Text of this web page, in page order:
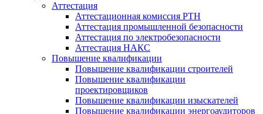
Аттестация
Аттестационная комиссия РТН
Аттестация промышленной безопасности
Аттестация по электробезопасности
Аттестация НАКС
Повышение квалификации
Повышение квалификации строителей
Повышение квалификации
проектировщиков
Повышение квалификации изыскателей
Повышение квалификации энергоаудиторов